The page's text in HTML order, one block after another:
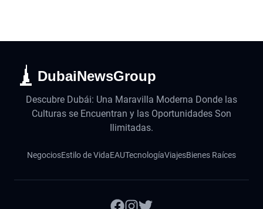
DubaiNewsGroup
Descubre Dubái: Una Maravilla Moderna Donde las
Culturas se Encuentran y las Oportunidades Son
Ilimitadas.
NegociosEstilo de VidaEAUTecnologíaViajesBienes Raíces